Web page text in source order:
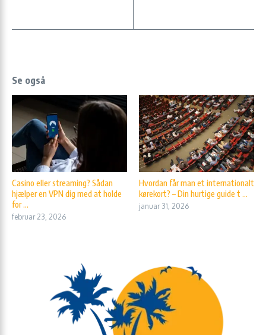
Se også
Casino eller streaming? Sådan
hjælper en VPN dig med at holde
for ...
februar 23, 2026
Hvordan får man et internationalt
kørekort? – Din hurtige guide t ...
januar 31, 2026